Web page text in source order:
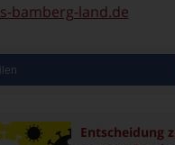
bamberg-land.de
Entscheidung